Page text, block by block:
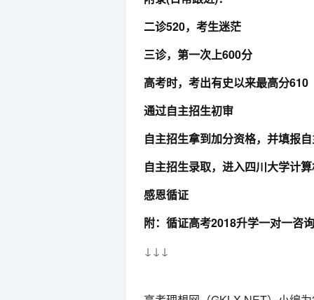
二诊520，考生迷茫
三诊，第一次上600分
高考时，考出有史以来最高分610
通过自主招生初审
自主招生拿到加分资格，并填报
自主招生录取，进入四川大学计
感恩循证
附：循证高考2018升学一对一咨
↓↓↓